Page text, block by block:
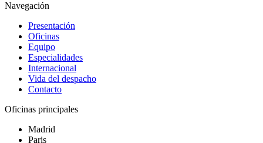
Navegación
Presentación
Oficinas
Equipo
Especialidades
Internacional
Vida del despacho
Contacto
Oficinas principales
Madrid
Paris